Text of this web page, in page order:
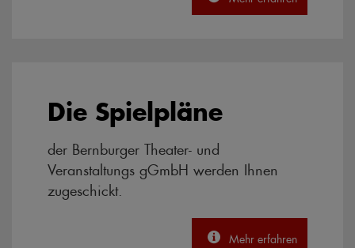
Die Spielpläne
der Bernburger Theater- und
Veranstaltungs gGmbH werden Ihnen
zugeschickt.
Mehr erfahren